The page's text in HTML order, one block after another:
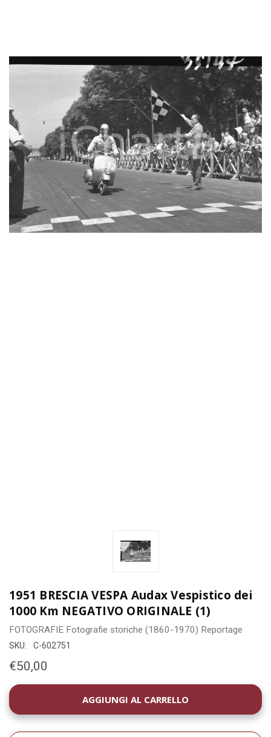
1951 BRESCIA VESPA Audax Vespistico dei
1000 Km NEGATIVO ORIGINALE (1)
FOTOGRAFIE Fotografie storiche (1860-1970) Reportage
SKU: C-602751
€50,00
DISPONIBILITÀ
ATTUALE: